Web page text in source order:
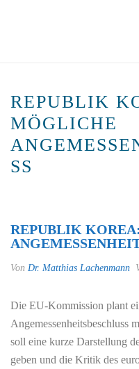
REPUBLIK
MÖGLICHE
SS
REPUBLIK
Von Dr. Matthias Lachenmann
Die EU-Kommission plant
Angemessenheitsbeschluss
soll eine kurze Darstellung
geben und die Kritik des